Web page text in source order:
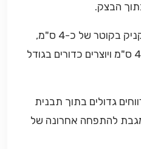
הבצק.
6. מגלגלים את הבצק לנקניק בקוטר של כ-4 ס"מ,
חותכים בסכין חדה כל 4-5 ס"מ ויוצרים כדורים בגודל
גדולים בתוך תבנית
להתפחה אחרונה של